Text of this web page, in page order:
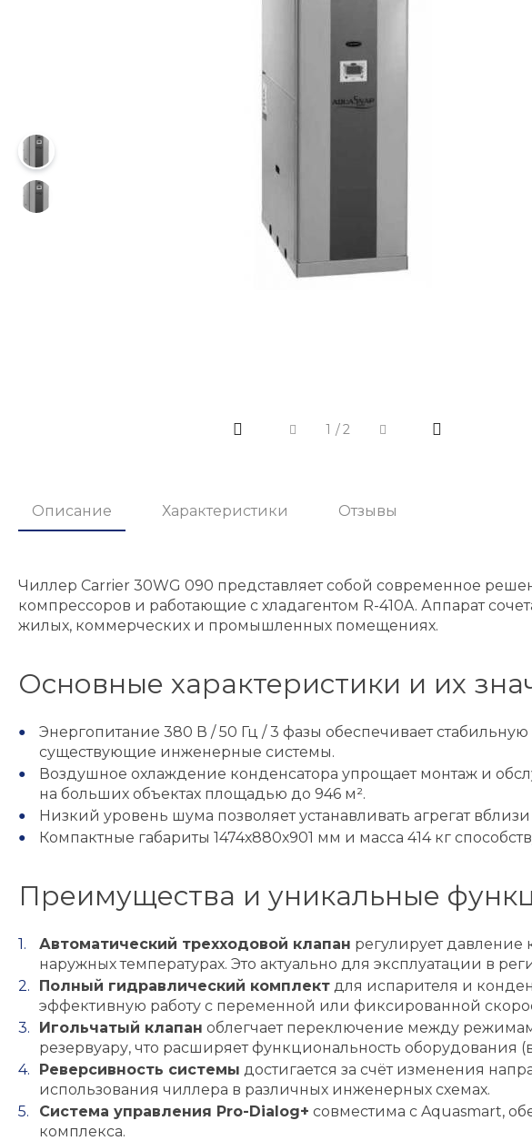
1 /2
Описание Характеристики Отзывы
Чиллер Carrier 30WG 090 представляет собой современное
компрессоров и работающие с хладагентом R-410A. Аппарат
жилых, коммерческих и промышленных помещениях.
Основные характеристики и их
Энергопитание 380 В / 50 Гц / 3 фазы обеспечивает
существующие инженерные системы.
Воздушное охлаждение конденсатора упрощает монтаж и
на больших объектах площадью до 946 м².
Низкий уровень шума позволяет устанавливать агрегат
Компактные габариты 1474х880х901 мм и масса 414 кг
Преимущества и уникальные
Автоматический трехходовой клапан регулирует давление
наружных температурах. Это актуально для эксплуатации в
Полный гидравлический комплектдля испарителя и
эффективную работу с переменной или фиксированной
Игольчатый клапан облегчает переключение между
резервуару, что расширяет функциональность оборудования
Реверсивность системы достигается за счёт изменения
использования чиллера в различных инженерных схемах.
Система управления Pro-Dialog+ совместима с Aquasmart,
комплекса.